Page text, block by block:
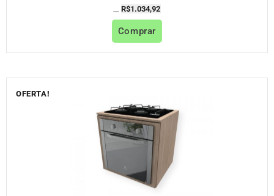
R$1.034,92
Comprar
OFERTA!